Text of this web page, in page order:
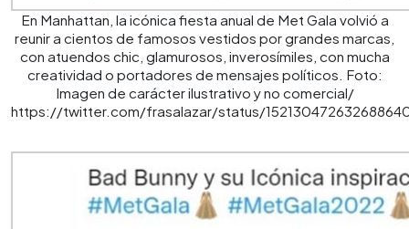
En Manhattan, la icónica fiesta anual de Met Gala volvió a
reunir a cientos de famosos vestidos por grandes marcas,
con atuendos chic, glamurosos, inverosímiles, con mucha
creatividad o portadores de mensajes políticos. Foto:
Imagen de carácter ilustrativo y no comercial/
https://twitter.com/frasalazar/status/